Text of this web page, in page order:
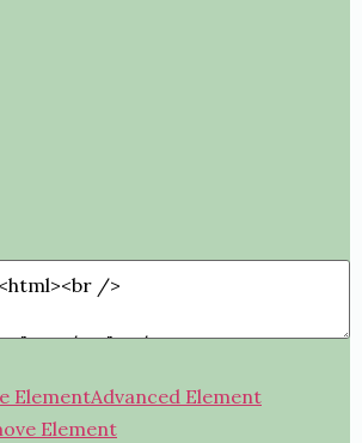
ElementAdvanced Element
Element